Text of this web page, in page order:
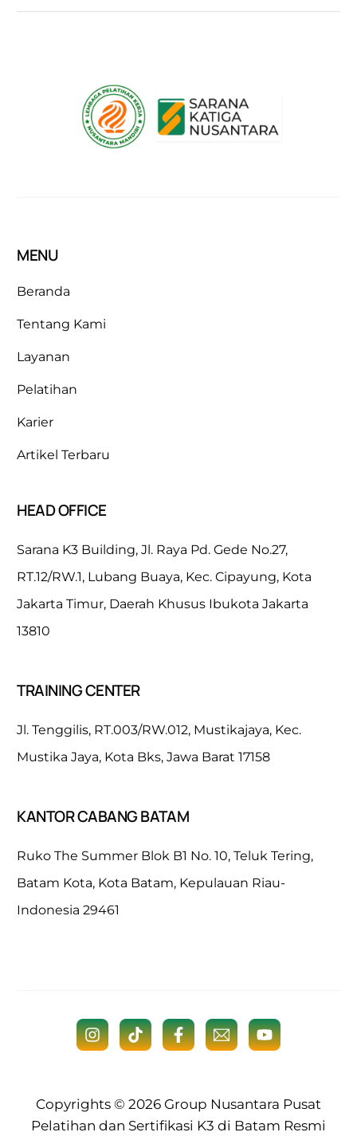
MENU
Beranda
Tentang Kami
Layanan
Pelatihan
Karier
Artikel Terbaru
HEAD OFFICE
Sarana K3 Building, Jl. Raya Pd. Gede No.27,
RT.12/RW.1, Lubang Buaya, Kec. Cipayung, Kota
Jakarta Timur, Daerah Khusus Ibukota Jakarta
13810
TRAINING CENTER
Jl. Tenggilis, RT.003/RW.012, Mustikajaya, Kec.
Mustika Jaya, Kota Bks, Jawa Barat 17158
KANTOR CABANG BATAM
Ruko The Summer Blok B1 No. 10, Teluk Tering,
Batam Kota, Kota Batam, Kepulauan Riau-
Indonesia 29461
Copyrights © 2026 Group Nusantara Pusat
Pelatihan dan Sertifikasi K3 di Batam Resmi